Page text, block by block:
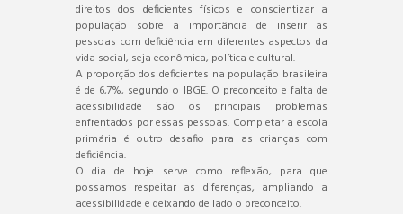
direitos dos deficientes físicos e conscientizar a
população sobre a importância de inserir as
pessoas com deficiência em diferentes aspectos da
vida social, seja econômica, política e cultural.
A proporção dos deficientes na população brasileira
é de 6,7%, segundo o IBGE. O preconceito e falta de
acessibilidade são os principais problemas
enfrentados por essas pessoas. Completar a escola
primária é outro desafio para as crianças com
deficiência.
O dia de hoje serve como reflexão, para que
possamos respeitar as diferenças, ampliando a
acessibilidade e deixando de lado o preconceito.